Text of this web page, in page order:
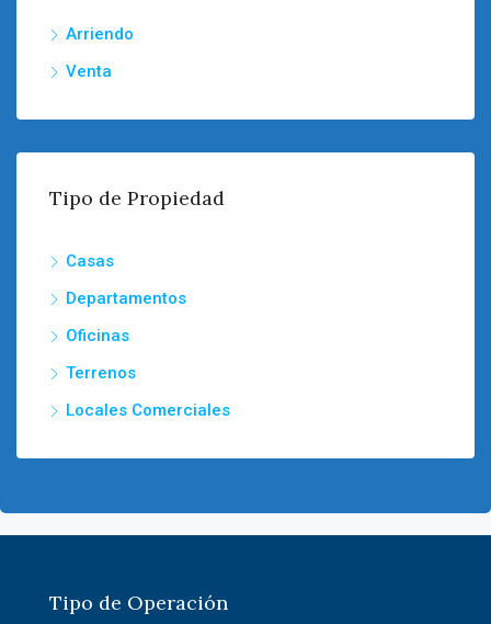
Arriendo
Venta
Tipo de Propiedad
Casas
Departamentos
Oficinas
Terrenos
Locales Comerciales
Tipo de Operación